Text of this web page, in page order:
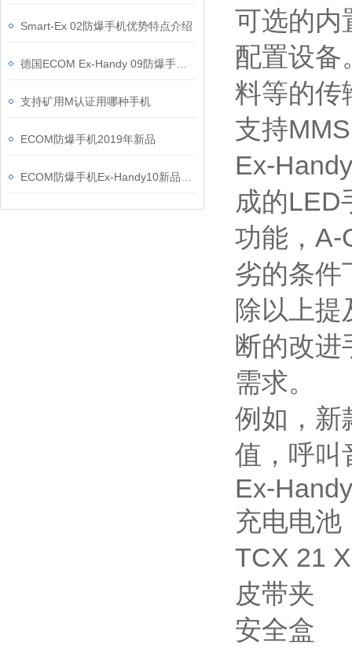
可选的内
配置设备
料等的传
支持
Ex-
成的LED
功能，A-
劣的条件
除以上
断的改
需求。
例如，新
值，呼叫
Ex-
充电电池
TCX 21
皮带夹
安全盒
Smart-Ex 02防爆手机优势特点介绍
支持矿用M认证用哪种手机
ECOM防爆手机2019年新品